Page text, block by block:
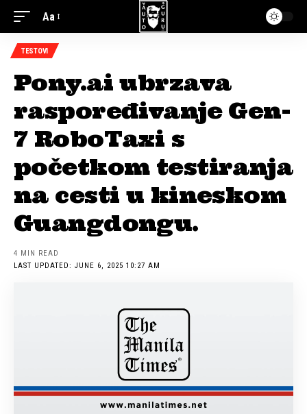
Aa
TESTOVI
Pony.ai ubrzava
raspoređivanje Gen-
7 RoboTaxi s
početkom testiranja
na cesti u kineskom
Guangdongu.
LAST UPDATED: JUNE 6, 2025 10:27 AM
4 MIN READ